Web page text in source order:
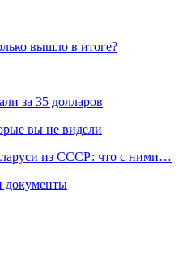
вышло в итоге?
за 35 долларов
вы не видели
из СССР: что с ними…
документы